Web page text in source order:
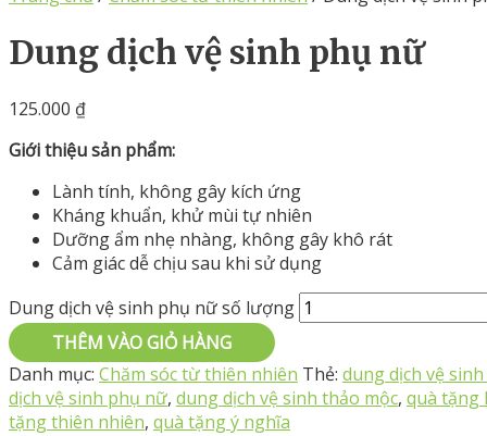
Dung dịch vệ sinh phụ nữ
125.000 ₫
Giới thiệu sản phẩm:
Lành tính, không gây kích ứng
Kháng khuẩn, khử mùi tự nhiên
Dưỡng ẩm nhẹ nhàng, không gây khô rát
Cảm giác dễ chịu sau khi sử dụng
Dung dịch vệ sinh phụ nữ số lượng
THÊM VÀO GIỎ HÀNG
Danh mục: Chăm sóc từ thiên nhiên Thẻ: dung dịch vệ
dịch vệ sinh phụ nữ, dung dịch vệ sinh thảo mộc, quà tặng
tặng thiên nhiên, quà tặng ý nghĩa